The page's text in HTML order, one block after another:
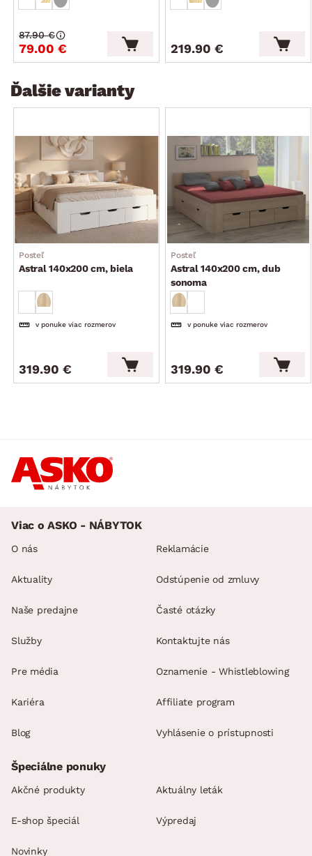
79.00 €
87.90 €
219.90 €
Ďalšie varianty
Posteľ
Astral 140x200 cm, biela
v ponuke viac rozmerov
319.90 €
Posteľ
Astral 140x200 cm, dub
sonoma
v ponuke viac rozmerov
319.90 €
Viac o ASKO - NÁBYTOK
O nás
Aktuality
Naše predajne
Služby
Pre média
Kariéra
Blog
Reklamácie
Odstúpenie od zmluvy
Časté otázky
Kontaktujte nás
Oznamenie - Whistleblowing
Affiliate program
Vyhlásenie o prístupnosti
Špeciálne ponuky
Akčné produkty Aktuálny leták
E-shop špeciál Výpredaj
Novinky